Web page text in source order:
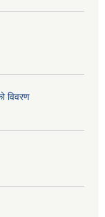
विवरण